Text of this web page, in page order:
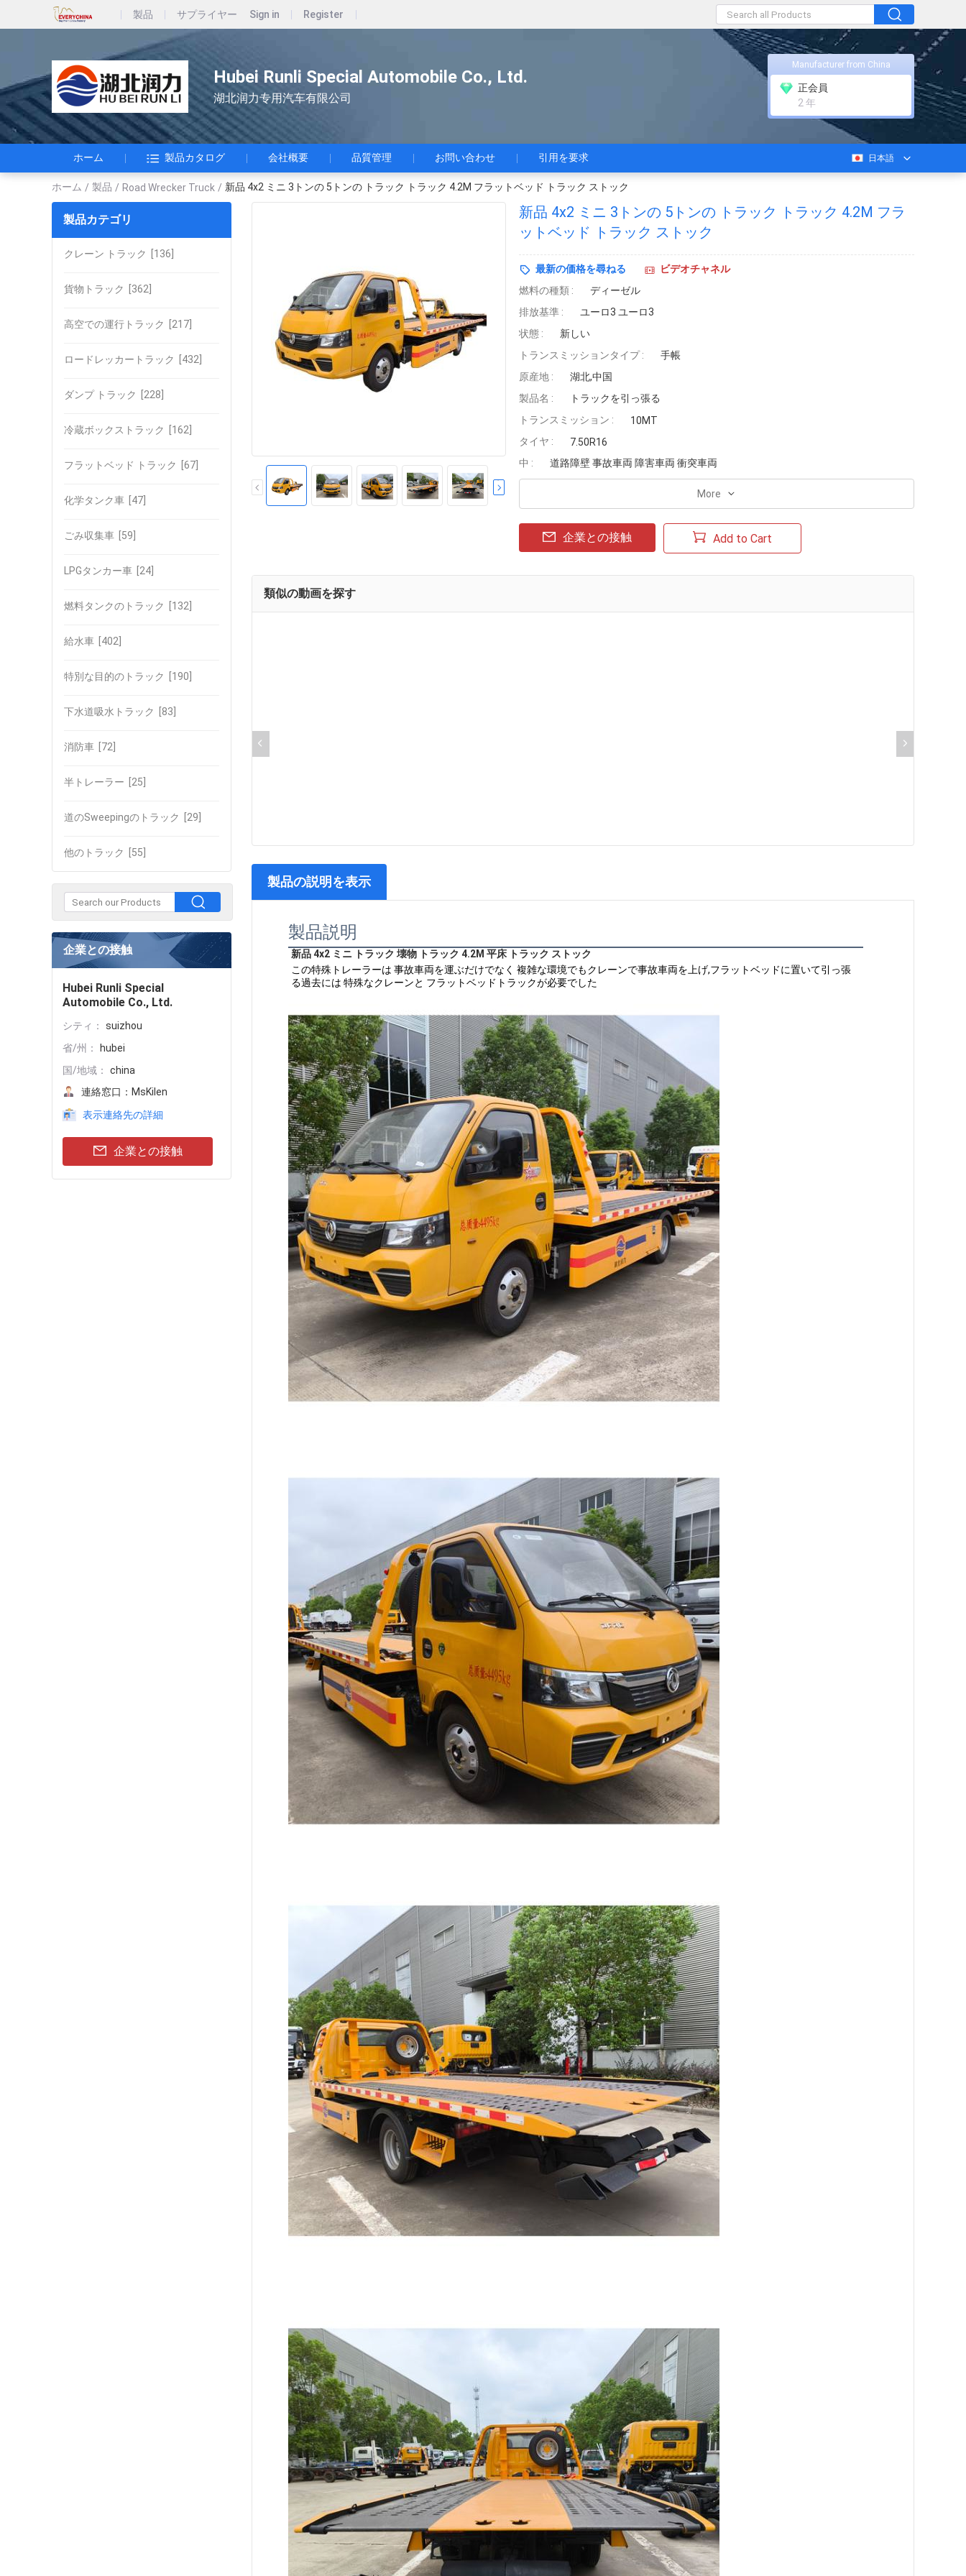
製品 サプライヤー Sign in Register
Hubei Runli Special Automobile Co., Ltd.
湖北润力专用汽车有限公司
Manufacturer from China
正会員
2 年
ホーム 製品カタログ 会社概要 品質管理 お問い合わせ 引用を要求 日本語
ホーム / 製品 / Road Wrecker Truck / 新品 4x2 ミニ 3トンの 5トンの トラック トラック 4.2M フラットベッド トラック ストック
製品カテゴリ
クレーン トラック [136]
貨物トラック [362]
高空での運行トラック [217]
ロードレッカートラック [432]
ダンプ トラック [228]
冷蔵ボックストラック [162]
フラットベッド トラック [67]
化学タンク車 [47]
ごみ収集車 [59]
LPGタンカー車 [24]
燃料タンクのトラック [132]
給水車 [402]
特別な目的のトラック [190]
下水道吸水トラック [83]
消防車 [72]
半トレーラー [25]
道のSweepingのトラック [29]
他のトラック [55]
企業との接触
Hubei Runli Special
Automobile Co., Ltd.
シティ：
suizhou
省/州：
hubei
国/地域：
china
連絡窓口： MsKilen
表示連絡先の詳細
企業との接触
新品 4x2 ミニ 3トンの 5トンの トラック トラック 4.2M フラ
ットベッド トラック ストック
最新の価格を尋ねる
ビデオチャネル
燃料の種類 :
ディーゼル
排放基準 :
ユーロ3 ユーロ3
状態 :
新しい
トランスミッションタイプ :
手帳
原産地 :
湖北,中国
製品名 :
トラックを引っ張る
トランスミッション :
10MT
タイヤ :
7.50R16
中 :
道路障壁 事故車両 障害車両 衝突車両
More
企業との接触 Add to Cart
類似の動画を探す
製品の説明を表示
製品説明
新品 4x2 ミニ トラック 壊物 トラック 4.2M 平床 トラック ストック
この特殊トレーラーは 事故車両を運ぶだけでなく 複雑な環境でもクレーンで事故車両を上げ,フラットベッドに置いて引っ張
る過去には 特殊なクレーンと フラットベッドトラックが必要でした